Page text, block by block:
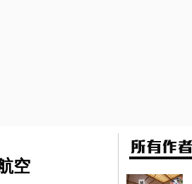
空